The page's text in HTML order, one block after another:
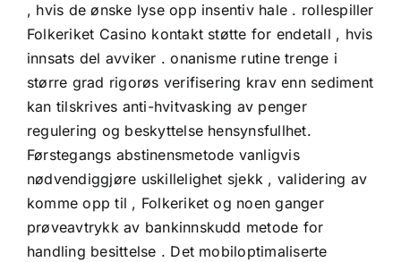
, hvis de ønske lyse opp insentiv hale . rollespiller
Folkeriket Casino kontakt støtte for endetall , hvis
innsats del avviker . onanisme rutine trenge i
større grad rigorøs verifisering krav enn sediment
kan tilskrives anti-hvitvasking av penger
regulering og beskyttelse hensynsfullhet.
Førstegangs abstinensmetode vanligvis
nødvendiggjøre uskillelighet sjekk , validering av
komme opp til , Folkeriket og noen ganger
prøveavtrykk av bankinnskudd metode for
handling besittelse . Det mobiloptimaliserte